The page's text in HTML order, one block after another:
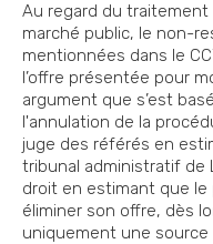
Au regard du
marché public, le non-
mentionnées dans le
l’offre présentée pour
argument que s’est
l'annulation de la
juge des référés en
tribunal administratif de
droit en estimant que
éliminer son offre, dès
uniquement une source